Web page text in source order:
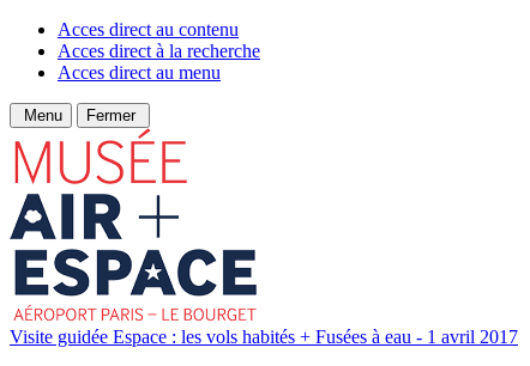
Acces direct au contenu
Acces direct à la recherche
Acces direct au menu
Menu Fermer
Visite guidée Espace : les vols habités + Fusées à eau - 1 avril 2017